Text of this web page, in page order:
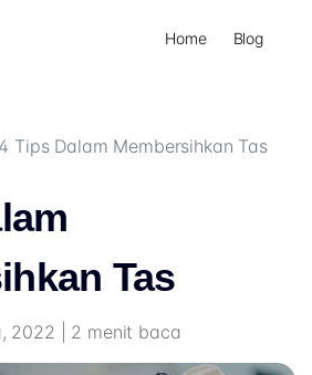
Home Blog
4 Tips Dalam Membersihkan Tas
Tas
2022 | 2 menit baca